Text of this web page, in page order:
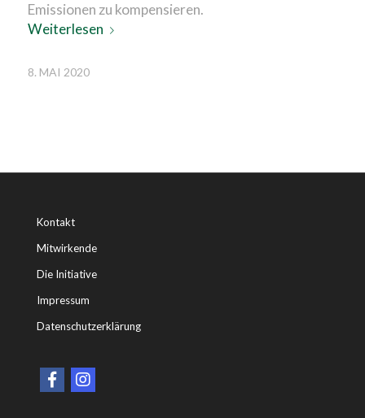
Emissionen zu kompensieren.
Weiterlesen
8. MAI 2020
Kontakt
Mitwirkende
Die Initiative
Impressum
Datenschutzerklärung